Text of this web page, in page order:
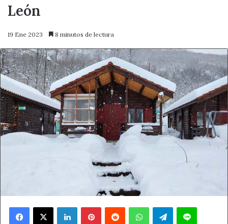
León
19 Ene 2023 8 minutos de lectura
Facebook
X LinkedInPinterestReddit WhatsAppTelegramLine